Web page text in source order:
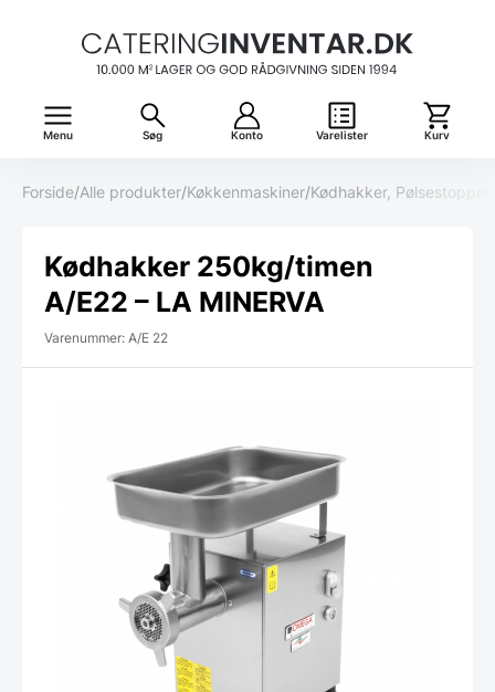
Menu Søg Konto Varelister Kurv
Forside/Alle produkter/Køkkenmaskiner/Kødhakker,
Kødhakker 250kg/timen
A/E22 – LA MINERVA
Varenummer: A/E 22